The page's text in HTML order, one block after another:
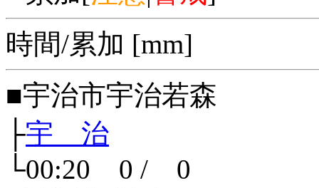
時間/累加 [mm]
■宇治市宇治若森
├宇 治
└00:20 0 / 0